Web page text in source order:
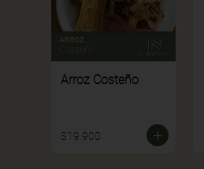
Arroz Costeño
$19.900